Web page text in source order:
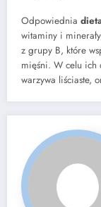
Odpowiednia
witaminy i
z grupy B, które
mięśni. W celu ich
warzywa liściaste,